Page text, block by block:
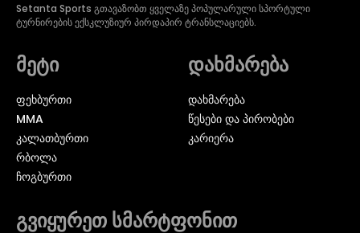
Setanta Sports გთავაზობთ ყველაზე პოპულარული სპორტული
ტურნირების ექსკლუზიურ პირდაპირ ტრანსლაციებს.
მეტი
ᲤᲔᲮᲑᲣᲠᲗᲘ
MMA
ᲙᲐᲚᲐᲗᲑᲣᲠᲗᲘ
ᲠᲑᲝᲚᲐ
ᲩᲝᲒᲑᲣᲠᲗᲘ
დახმარება
დახმარება
წესები და პირობები
კარიერა
გვიყურეთ სმარტფონით